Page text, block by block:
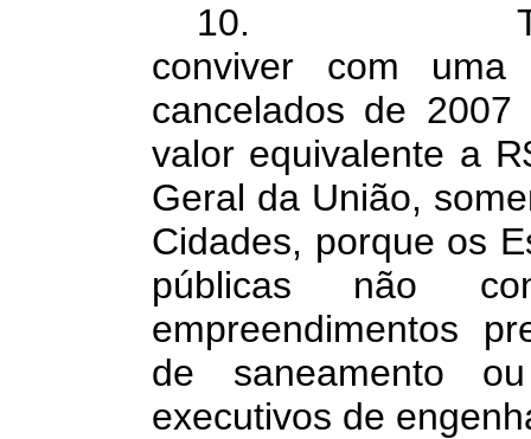
10.
conviver com
cancelados de
valor equivalente a
Geral da União,
Cidades, porque os
públicas não
empreendimentos
de saneamento
executivos de